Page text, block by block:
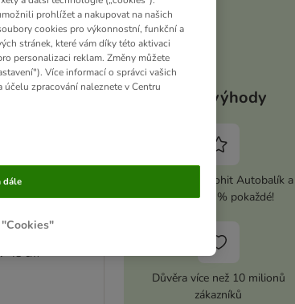
řídítka na
48 cm
Vaše výhody
Aktivujte si zoohit Autobalík a
ušetřete 5 % pokaždé!
Důvěra více než 10 milionů
zákazníků
prohlížet a nakupovat na našich
cookies pro výkonnostní, funkční a
stránek, které vám díky této aktivaci
personalizaci reklam. Změny můžete
Více informací o správci vašich
zpracování naleznete v Centru
dále